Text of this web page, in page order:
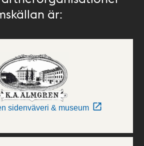
är:
sidenväveri & museum